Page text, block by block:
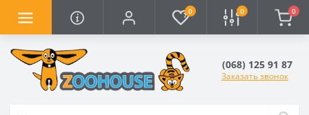
0 0 0
(068) 125 91 87
Заказать звонок